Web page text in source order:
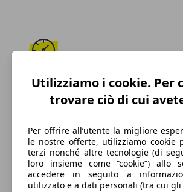
187 km/h
Velocità massima
Benzina
Carburante
Utilizziamo i cookie. Per
trovare ciò di cui
Per offrire all’utente la migliore
le nostre offerte, utilizziamo
terzi nonché altre tecnologie (di
loro insieme come “cookie”) allo
accedere in seguito a
utilizzato e a dati personali (tra cui